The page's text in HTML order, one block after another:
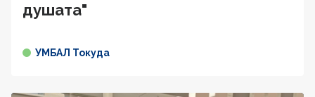
душата"
УМБАЛ Токуда